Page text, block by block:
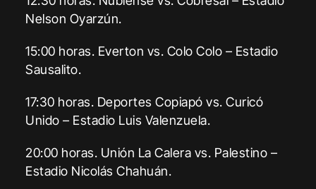
Nelson Oyarzún.
15:00 horas. Everton vs. Colo Colo – Estadio
Sausalito.
17:30 horas. Deportes Copiapó vs. Curicó
Unido – Estadio Luis Valenzuela.
20:00 horas. Unión La Calera vs. Palestino –
Estadio Nicolás Chahuán.